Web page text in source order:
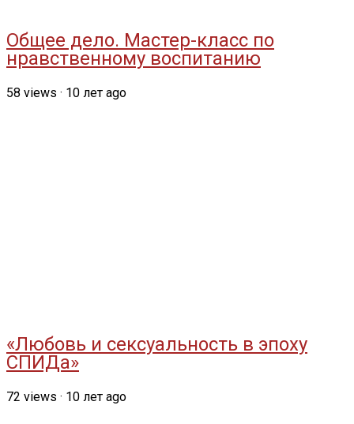
Общее дело. Мастер-класс по
нравственному воспитанию
58 views · 10 лет ago
«Любовь и сексуальность в эпоху
СПИДа»
72 views · 10 лет ago